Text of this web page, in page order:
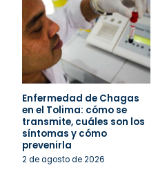
Enfermedad de Chagas
en el Tolima: cómo se
transmite, cuáles son los
síntomas y cómo
prevenirla
2 de agosto de 2026